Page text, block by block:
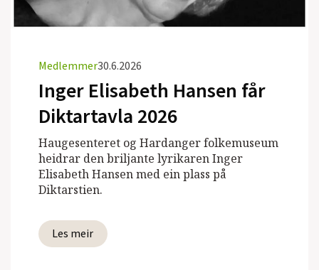
Medlemmer30.6.2026
Inger Elisabeth Hansen får
Diktartavla 2026
Haugesenteret og Hardanger folkemuseum
heidrar den briljante lyrikaren Inger
Elisabeth Hansen med ein plass på
Diktarstien.
Les meir